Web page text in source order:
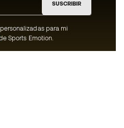
SUSCRIBIR
para mi
Sports Emotion.